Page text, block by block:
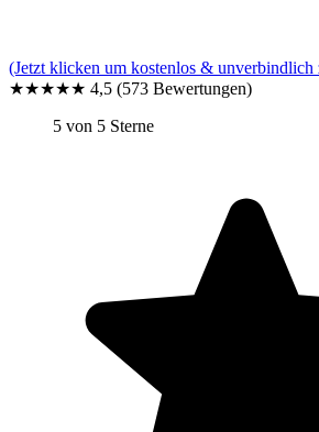
(Jetzt klicken um kostenlos & unverbindlich
★★★★★ 4,5 (573 Bewertungen)
5 von 5 Sterne